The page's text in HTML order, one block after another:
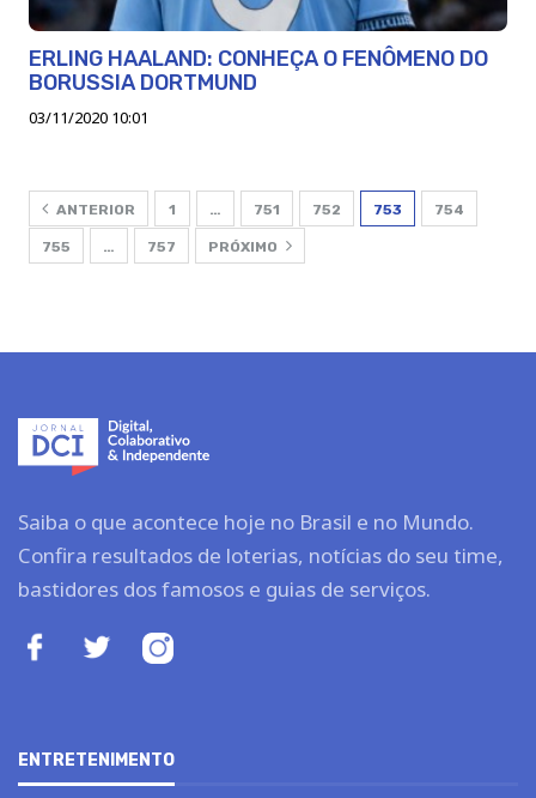
ERLING HAALAND: CONHEÇA O FENÔMENO DO
BORUSSIA DORTMUND
03/11/2020 10:01
ANTERIOR 1 … 751 752 753 754
755 … 757 PRÓXIMO
Saiba o que acontece hoje no Brasil e no Mundo.
Confira resultados de loterias, notícias do seu time,
bastidores dos famosos e guias de serviços.
ENTRETENIMENTO